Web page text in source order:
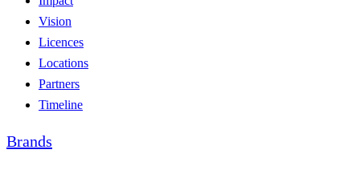
Vision
Licences
Locations
Partners
Timeline
Brands